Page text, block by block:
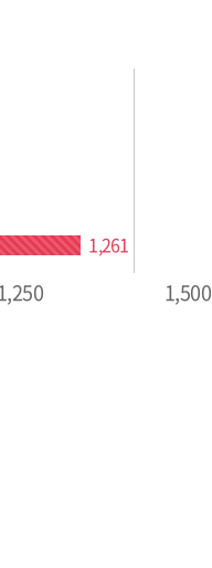
1,261
1,500